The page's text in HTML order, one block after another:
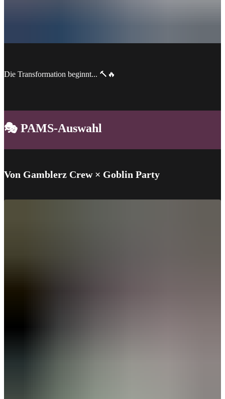
Die Transformation beginnt... 🔨🔥
🎭 PAMS-Auswahl
Von Gamblerz Crew × Goblin Party